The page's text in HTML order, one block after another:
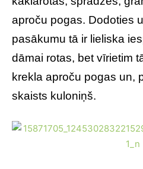
aproču pogas. Dodoties
pasākumu tā ir lieliska
dāmai rotas, bet vīrietim
krekla aproču pogas un,
skaists kuloniņš.